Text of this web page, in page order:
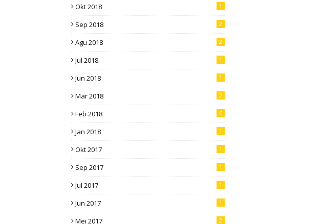
Okt 2018 1
Sep 2018 2
Agu 2018 2
Jul 2018 1
Jun 2018 1
Mar 2018 2
Feb 2018 6
Jan 2018 1
Okt 2017 1
Sep 2017 1
Jul 2017 1
Jun 2017 1
Mei 2017 2